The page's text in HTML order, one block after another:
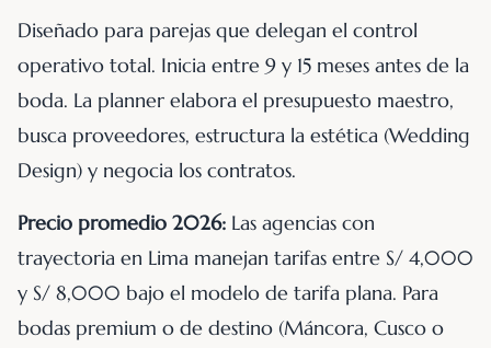
Diseñado para parejas que delegan el control
operativo total. Inicia entre 9 y 15 meses antes de la
boda. La planner elabora el presupuesto maestro,
busca proveedores, estructura la estética (Wedding
Design) y negocia los contratos.
Precio promedio 2026: Las agencias con
trayectoria en Lima manejan tarifas entre S/ 4,000
y S/ 8,000 bajo el modelo de tarifa plana. Para
bodas premium o de destino (Máncora, Cusco o